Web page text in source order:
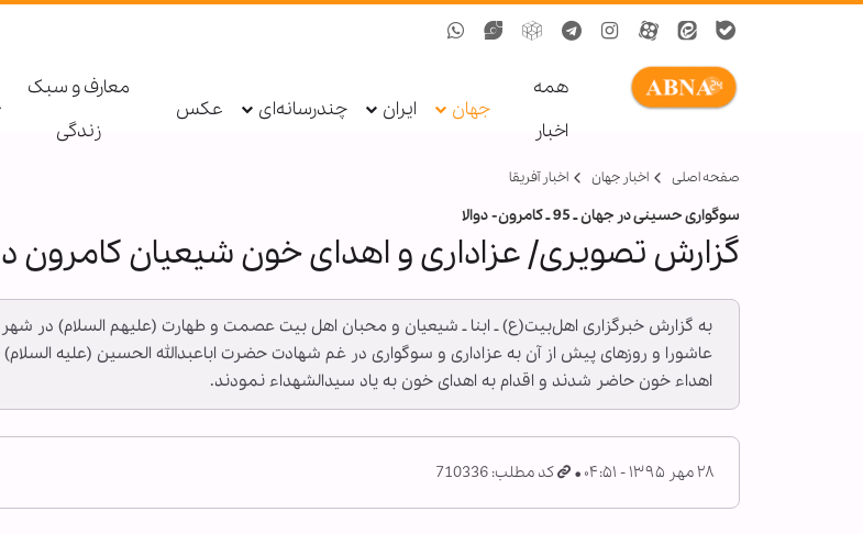
همه
اخبار
جهان ایران چندرسانه‌ای عکس
معارف و سبک
زندگی
صفحه اصلی اخبار جهان اخبار آفریقا
سوگواری حسینی در جهان ـ 95 ـ کامرون- دوالا
گزارش تصویری/ عزاداری و اهدای خون شیعیان کامرون
به گزارش خبرگزاری اهل‌بیت(ع) ـ ابنا ـ شیعیان و محبان اهل بیت عصمت و طهارت (علیهم السلام) در
عاشورا و روزهای پیش از آن به عزاداری و سوگواری در غم شهادت حضرت اباعبدالله الحسین (علیه
اهداء خون حاضر شدند و اقدام به اهدای خون به یاد سیدالشهداء نمودند.
۲۸ مهر ۱۳۹۵ - ۰۴:۵۱ کد مطلب: 710336